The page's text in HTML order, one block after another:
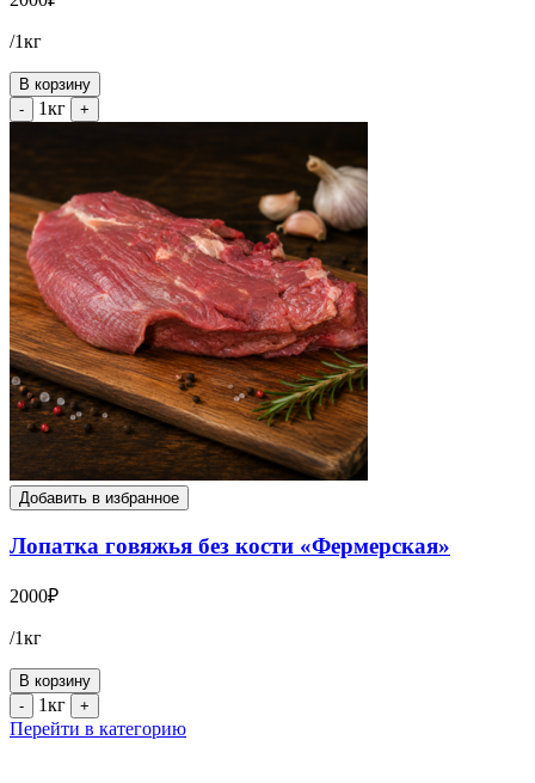
/1кг
В корзину
-
1кг +
Добавить в избранное
Лопатка говяжья без кости «Фермерская»
2000₽
/1кг
В корзину
-
1кг +
Перейти в категорию